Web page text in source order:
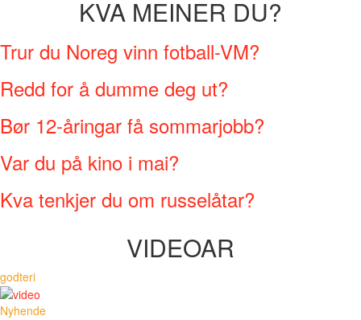
KVA MEINER DU?
Trur du Noreg vinn fotball-VM?
Redd for å dumme deg ut?
Bør 12-åringar få sommarjobb?
Var du på kino i mai?
Kva tenkjer du om russelåtar?
VIDEOAR
godteri
Nyhende